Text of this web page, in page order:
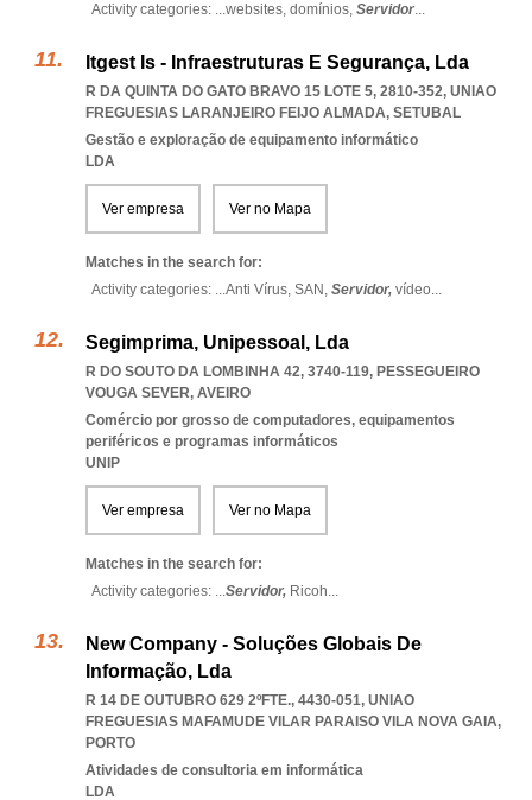
Activity categories: ...websites, domínios, Servidor...
Itgest Is - Infraestruturas E Segurança, Lda
R DA QUINTA DO GATO BRAVO 15 LOTE 5, 2810-352, UNIAO
FREGUESIAS LARANJEIRO FEIJO ALMADA, SETUBAL
Gestão e exploração de equipamento informático
LDA
Ver empresa Ver no Mapa
Matches in the search for:
Activity categories: ...Anti Vírus, SAN, Servidor, vídeo...
Segimprima, Unipessoal, Lda
R DO SOUTO DA LOMBINHA 42, 3740-119, PESSEGUEIRO
VOUGA SEVER, AVEIRO
Comércio por grosso de computadores, equipamentos
periféricos e programas informáticos
UNIP
Ver empresa Ver no Mapa
Matches in the search for:
Activity categories: ...Servidor, Ricoh...
New Company - Soluções Globais De
Informação, Lda
R 14 DE OUTUBRO 629 2ºFTE., 4430-051, UNIAO
FREGUESIAS MAFAMUDE VILAR PARAISO VILA NOVA GAIA,
PORTO
Atividades de consultoria em informática
LDA